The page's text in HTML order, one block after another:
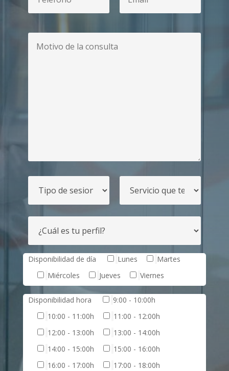
Disponibilidad de día Lunes
Martes
Miércoles
Jueves Viernes
Disponibilidad hora
9:00 - 10:00h
10:00 - 11:00h
11:00 - 12:00h
12:00 - 13:00h
13:00 - 14:00h
14:00 - 15:00h
15:00 - 16:00h
16:00 - 17:00h
17:00 - 18:00h